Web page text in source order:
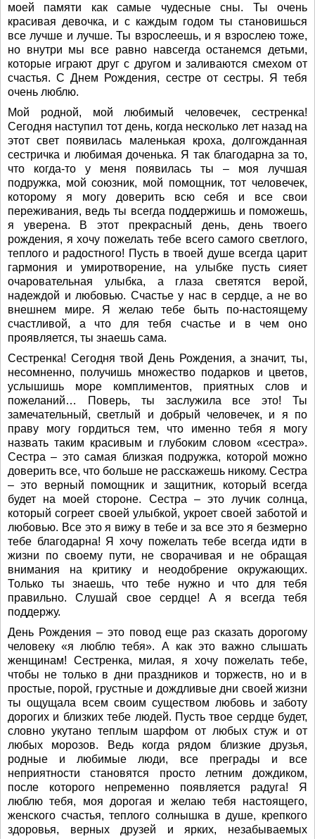
моей памяти как самые чудесные сны. Ты очень
красивая девочка, и с каждым годом ты становишься
все лучше и лучше. Ты взрослеешь, и я взрослею тоже,
но внутри мы все равно навсегда останемся детьми,
которые играют друг с другом и заливаются смехом от
счастья. С Днем Рождения, сестре от сестры. Я тебя
очень люблю.
Мой родной, мой любимый человечек, сестренка!
Сегодня наступил тот день, когда несколько лет назад на
этот свет появилась маленькая кроха, долгожданная
сестричка и любимая доченька. Я так благодарна за то,
что когда-то у меня появилась ты – моя лучшая
подружка, мой союзник, мой помощник, тот человечек,
которому я могу доверить всю себя и все свои
переживания, ведь ты всегда поддержишь и поможешь,
я уверена. В этот прекрасный день, день твоего
рождения, я хочу пожелать тебе всего самого светлого,
теплого и радостного! Пусть в твоей душе всегда царит
гармония и умиротворение, на улыбке пусть сияет
очаровательная улыбка, а глаза светятся верой,
надеждой и любовью. Счастье у нас в сердце, а не во
внешнем мире. Я желаю тебе быть по-настоящему
счастливой, а что для тебя счастье и в чем оно
проявляется, ты знаешь сама.
Сестренка! Сегодня твой День Рождения, а значит, ты,
несомненно, получишь множество подарков и цветов,
услышишь море комплиментов, приятных слов и
пожеланий… Поверь, ты заслужила все это! Ты
замечательный, светлый и добрый человечек, и я по
праву могу гордиться тем, что именно тебя я могу
назвать таким красивым и глубоким словом «сестра».
Сестра – это самая близкая подружка, которой можно
доверить все, что больше не расскажешь никому. Сестра
– это верный помощник и защитник, который всегда
будет на моей стороне. Сестра – это лучик солнца,
который согреет своей улыбкой, укроет своей заботой и
любовью. Все это я вижу в тебе и за все это я безмерно
тебе благодарна! Я хочу пожелать тебе всегда идти в
жизни по своему пути, не сворачивая и не обращая
внимания на критику и неодобрение окружающих.
Только ты знаешь, что тебе нужно и что для тебя
правильно. Слушай свое сердце! А я всегда тебя
поддержу.
День Рождения – это повод еще раз сказать дорогому
человеку «я люблю тебя». А как это важно слышать
женщинам! Сестренка, милая, я хочу пожелать тебе,
чтобы не только в дни праздников и торжеств, но и в
простые, порой, грустные и дождливые дни своей жизни
ты ощущала всем своим существом любовь и заботу
дорогих и близких тебе людей. Пусть твое сердце будет,
словно укутано теплым шарфом от любых стуж и от
любых морозов. Ведь когда рядом близкие друзья,
родные и любимые люди, все преграды и все
неприятности становятся просто летним дождиком,
после которого непременно появляется радуга! Я
люблю тебя, моя дорогая и желаю тебя настоящего,
женского счастья, теплого солнышка в душе, крепкого
здоровья, верных друзей и ярких, незабываемых